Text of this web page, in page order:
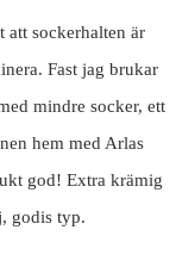
att sockerhalten är
Fast jag brukar
mindre socker, ett
hem med Arlas
god! Extra krämig
godis typ.